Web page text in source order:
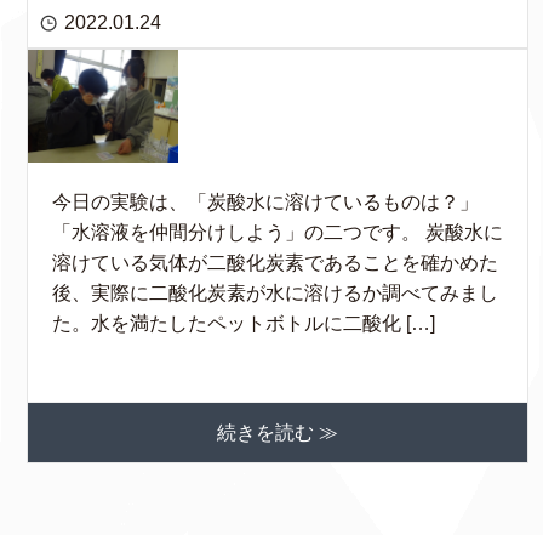
2022.01.24
今日の実験は、「炭酸水に溶けているものは？」
「水溶液を仲間分けしよう」の二つです。 炭酸水に
溶けている気体が二酸化炭素であることを確かめた
後、実際に二酸化炭素が水に溶けるか調べてみまし
た。水を満たしたペットボトルに二酸化 […]
続きを読む ≫